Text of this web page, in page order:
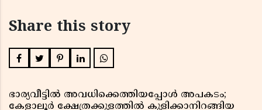
Share this story
ഭാര്യവീട്ടിൽ അവധിക്കെത്തിയപ്പോൾ അപകടം;
കേളാലൂർ ക്ഷേത്രക്കുളത്തിൽ കുളിക്കാനിറങ്ങിയ